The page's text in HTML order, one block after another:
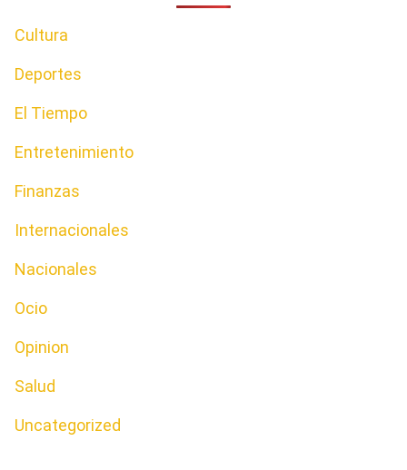
Cultura
Deportes
El Tiempo
Entretenimiento
Finanzas
Internacionales
Nacionales
Ocio
Opinion
Salud
Uncategorized